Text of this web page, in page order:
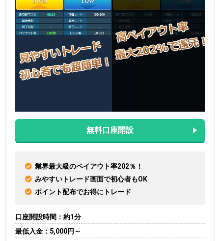
無料口座開設
業界最大級のペイアウト率202％！
みやすいトレード画面で初心者もOK
ポイント配布でお得にトレード
口座開設時間
約1分
最低入金
5,000円～